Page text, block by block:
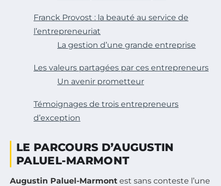
Franck Provost : la beauté au service de
l’entrepreneuriat
La gestion d’une grande entreprise
Les valeurs partagées par ces entrepreneurs
Un avenir prometteur
Témoignages de trois entrepreneurs
d’exception
LE PARCOURS D’AUGUSTIN
PALUEL-MARMONT
Augustin Paluel-Marmont est sans conteste l’une